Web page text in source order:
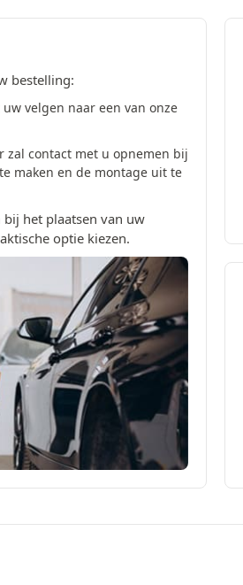
bestelling:
velgen naar een van onze
zal contact met u opnemen bij
maken en de montage uit te
het plaatsen van uw
optie kiezen.